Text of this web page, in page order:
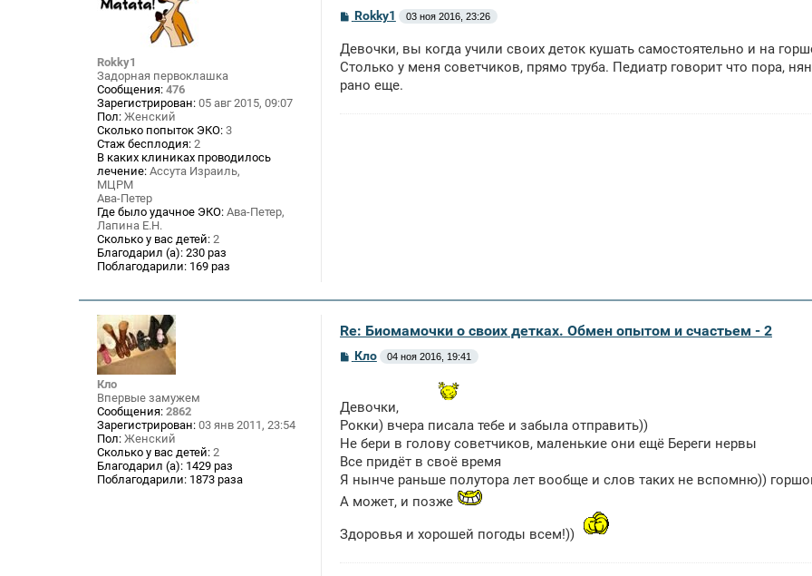
Rokky1
Задорная первоклашка
Сообщения: 476
Зарегистрирован: 05 авг 2015, 09:07
Пол: Женский
Сколько попыток ЭКО: 3
Стаж бесплодия: 2
В каких клиниках проводилось
лечение: Ассута Израиль,
МЦРМ
Ава-Петер
Где было удачное ЭКО: Ава-Петер,
Лапина Е.Н.
Сколько у вас детей: 2
Благодарил (а): 230 раз
Поблагодарили: 169 раз
С
б
щ
н
Rokky1 03 ноя 2016, 23:26
Девочки, вы когда учили своих деток кушать самостоятельно и на
Столько у меня советчиков, прямо труба. Педиатр говорит что пора,
рано еще.
Кло
Впервые замужем
Сообщения: 2862
Зарегистрирован: 03 янв 2011, 23:54
Пол: Женский
Сколько у вас детей: 2
Благодарил (а): 1429 раз
Поблагодарили: 1873 раза
Re: Биомамочки о своих детках. Обмен опытом и счастьем - 2
С
щ
н
и
Кло 04 ноя 2016, 19:41
Девочки,
Рокки) вчера писала тебе и забыла отправить))
Не бери в голову советчиков, маленькие они ещё Береги нервы
Все придёт в своё время
Я нынче раньше полутора лет вообще и слов таких не вспомню))
А может, и позже
Здоровья и хорошей погоды всем!))